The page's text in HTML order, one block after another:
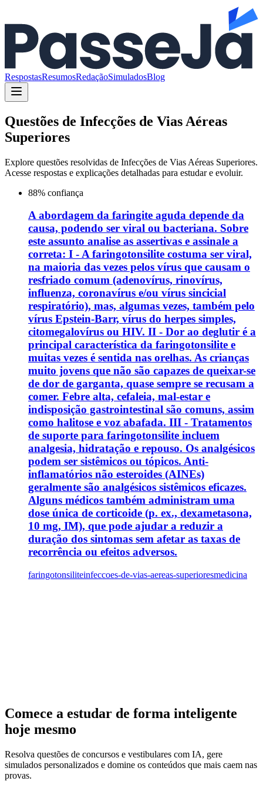
RespostasResumosRedaçãoSimuladosBlog
Questões de Infecções de Vias Aéreas
Superiores
Explore questões resolvidas de Infecções de Vias Aéreas Superiores.
Acesse respostas e explicações detalhadas para estudar e evoluir.
88% confiança
A abordagem da faringite aguda depende da
causa, podendo ser viral ou bacteriana. Sobre
este assunto analise as assertivas e assinale a
correta: I - A faringotonsilite costuma ser viral,
na maioria das vezes pelos vírus que causam o
resfriado comum (adenovírus, rinovírus,
influenza, coronavírus e/ou vírus sincicial
respiratório), mas, algumas vezes, também pelo
vírus Epstein-Barr, vírus do herpes simples,
citomegalovírus ou HIV. II - Dor ao deglutir é a
principal característica da faringotonsilite e
muitas vezes é sentida nas orelhas. As crianças
muito jovens que não são capazes de queixar-se
de dor de garganta, quase sempre se recusam a
comer. Febre alta, cefaleia, mal-estar e
indisposição gastrointestinal são comuns, assim
como halitose e voz abafada. III - Tratamentos
de suporte para faringotonsilite incluem
analgesia, hidratação e repouso. Os analgésicos
podem ser sistêmicos ou tópicos. Anti-
inflamatórios não esteroides (AINEs)
geralmente são analgésicos sistêmicos eficazes.
Alguns médicos também administram uma
dose única de corticoide (p. ex., dexametasona,
10 mg, IM), que pode ajudar a reduzir a
duração dos sintomas sem afetar as taxas de
recorrência ou efeitos adversos.
faringotonsiliteinfeccoes-de-vias-aereas-superioresmedicina
Comece a estudar de forma inteligente
hoje mesmo
Resolva questões de concursos e vestibulares com IA, gere
simulados personalizados e domine os conteúdos que mais caem nas
provas.